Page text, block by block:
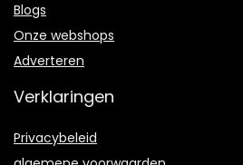
Blogs
Onze webshops
Adverteren
Verklaringen
Privacybeleid